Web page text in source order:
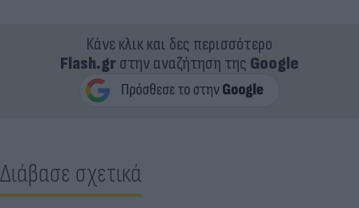
Κάνε κλικ και δες περισσότερο
Flash.grστην αναζήτηση της Google
Διάβασε σχετικά